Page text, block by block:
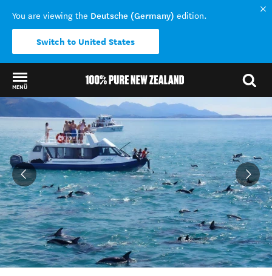
You are viewing the Deutsche (Germany) edition.
Switch to United States
MENÜ
Back to my results